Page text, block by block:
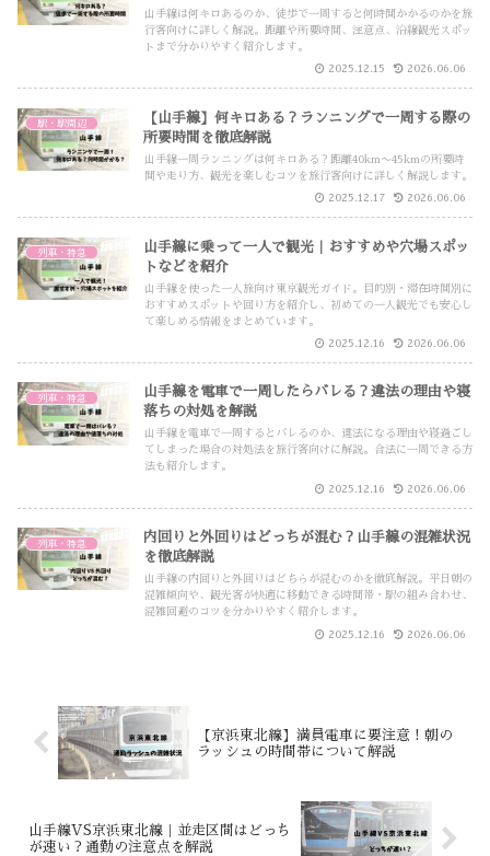
山手線は何キロあるのか、徒歩で一周すると何時間かかるのかを旅
行客向けに詳しく解説。距離や所要時間、注意点、沿線観光スポッ
トまで分かりやすく紹介します。
2025.12.15 2026.06.06
駅・駅周辺
【山手線】何キロある？ランニングで一周する際の
所要時間を徹底解説
山手線一周ランニングは何キロある？距離40km〜45kmの所要時
間や走り方、観光を楽しむコツを旅行客向けに詳しく解説します。
2025.12.17 2026.06.06
列車・特急
山手線に乗って一人で観光｜おすすめや穴場スポッ
トなどを紹介
山手線を使った一人旅向け東京観光ガイド。目的別・滞在時間別に
おすすめスポットや回り方を紹介し、初めての一人観光でも安心し
て楽しめる情報をまとめています。
2025.12.16 2026.06.06
列車・特急
山手線を電車で一周したらバレる？違法の理由や寝
落ちの対処を解説
山手線を電車で一周するとバレるのか、違法になる理由や寝過ごし
てしまった場合の対処法を旅行客向けに解説。合法に一周できる方
法も紹介します。
2025.12.16 2026.06.06
列車・特急
内回りと外回りはどっちが混む？山手線の混雑状況
を徹底解説
山手線の内回りと外回りはどちらが混むのかを徹底解説。平日朝の
混雑傾向や、観光客が快適に移動できる時間帯・駅の組み合わせ、
混雑回避のコツを分かりやすく紹介します。
2025.12.16 2026.06.06
【京浜東北線】満員電車に要注意！朝の
ラッシュの時間帯について解説
山手線VS京浜東北線｜並走区間はどっち
が速い？通勤の注意点を解説